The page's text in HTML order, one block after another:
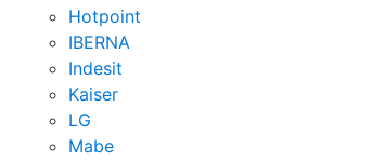
Hotpoint
IBERNA
Indesit
Kaiser
LG
Mabe